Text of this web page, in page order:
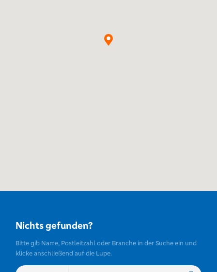
Nichts gefunden?
Bitte gib Name, Postleitzahl oder Branche in der Suche ein und
klicke anschließend auf die Lupe.